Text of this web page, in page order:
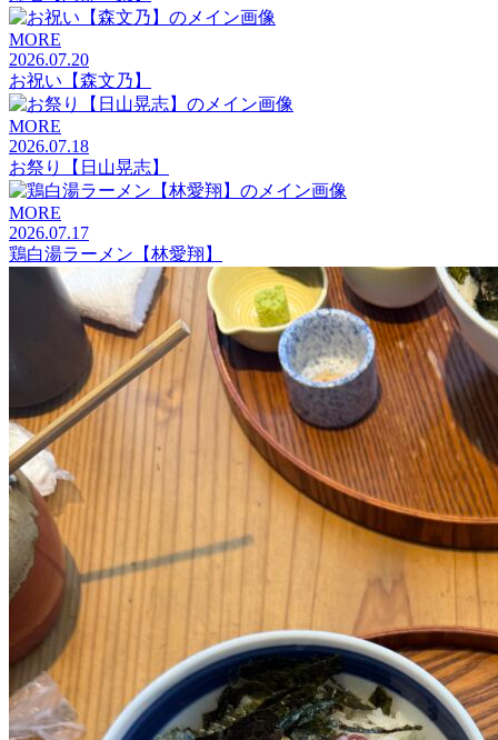
MORE
2026.07.20
お祝い【森文乃】
MORE
2026.07.18
お祭り【日山晃志】
MORE
2026.07.17
鶏白湯ラーメン【林愛翔】